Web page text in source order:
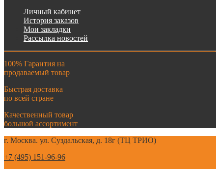
Личный кабинет
История заказов
Мои закладки
Рассылка новостей
100% Гарантия на
продаваемый товар
Быстрая доставка
по всей стране
Качественный товар
большой ассортимент
г. Москва. ул. Суздальская, д. 18г (ТЦ ТРИО)
+7 (495) 151-96-96